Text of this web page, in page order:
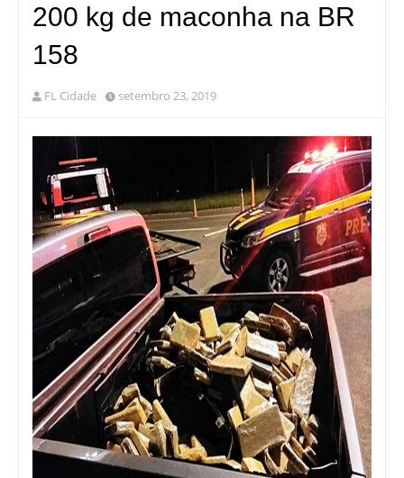
200 kg de maconha na BR
158
FL Cidade setembro 23, 2019